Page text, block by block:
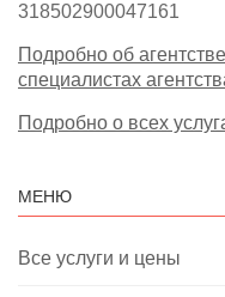
318502900047161
Подробно об
специалистах
Подробно о всех
МЕНЮ
Все услуги и цены